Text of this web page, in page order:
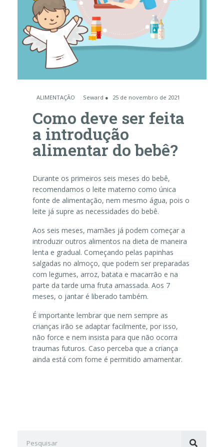
ALIMENTAÇÃO Seward ● 25 de novembro de 2021
Como deve ser feita
a introdução
alimentar do bebê?
Durante os primeiros seis meses do bebê,
recomendamos o leite materno como única
fonte de alimentação, nem mesmo água, pois o
leite já supre as necessidades do bebê.
Aos seis meses, mamães já podem começar a
introduzir outros alimentos na dieta de maneira
lenta e gradual. Começando pelas papinhas
salgadas no almoço, que podem ser preparadas
com legumes, arroz, batata e macarrão e na
parte da tarde uma fruta amassada. Aos 7
meses, o jantar é liberado também.
É importante lembrar que nem sempre as
crianças irão se adaptar facilmente, por isso,
não force e nem insista para que não ocorra
traumas futuros. Caso perceba que a criança
ainda está com fome é permitido amamentar.